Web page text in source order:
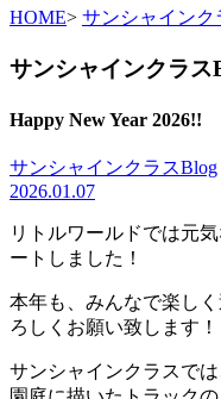
HOME> サンシャインク
サンシャインクラス
Happy New Year 2026!!
サンシャインクラスBlog
2026.01.07
リトルワールドでは元
ートしました！
本年も、みんなで楽し
ろしくお願い致します！
サンシャインクラスで